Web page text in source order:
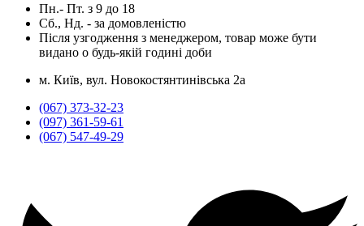
Пн.- Пт. з 9 до 18
Сб., Нд. - за домовленістю
Після узгодження з менеджером, товар може бути
видано о будь-якій годині доби
м. Київ, вул. Новокостянтинівська 2а
(067) 373-32-23
(097) 361-59-61
(067) 547-49-29